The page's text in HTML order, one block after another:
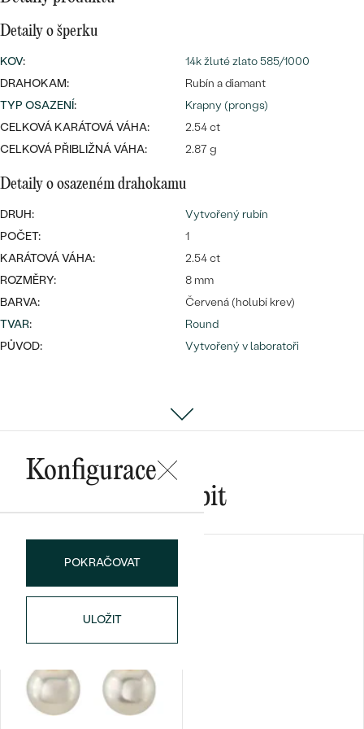
Wave kolekce
PROHLÉDNOUT
PODLE TVARU KAMENE
DIAMANTY
Bestsellery
Personalizované
přívěsky
Nejprodávanější
prsteny
Detaily o šperku
KOV:
14k žluté zlato 585/1000
DRAHOKAM:
Rubín a diamant
TYP OSAZENÍ:
Krapny (prongs)
CELKOVÁ KARÁTOVÁ VÁHA:
2.54 ct
CELKOVÁ PŘIBLIŽNÁ VÁHA:
2.87 g
Detaily o osazeném drahokamu
DRUH:
Vytvořený rubín
POČET:
1
KARÁTOVÁ VÁHA:
2.54 ct
ROZMĚRY:
8 mm
BARVA:
Červená (holubí krev)
TVAR:
Round
PŮVOD:
Vytvořený v laboratoři
Konfigurace
POKRAČOVAT
ULOŽIT
Mohlo by se vám líbit